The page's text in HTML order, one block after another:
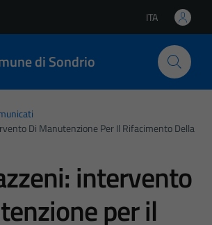
Lingua attiva:
ITA
di Sondrio
Di Manutenzione Per Il Rifacimento Della
intervento
per il